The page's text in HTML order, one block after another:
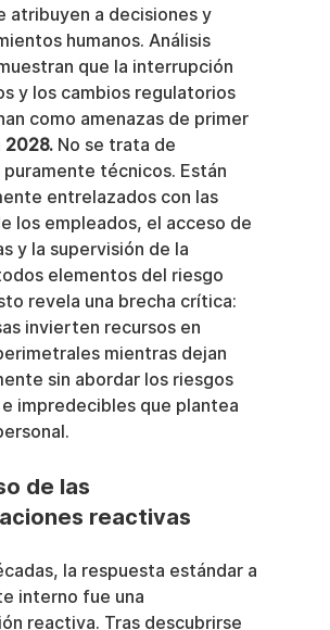
atribuyen a decisiones y
humanos. Análisis
que la interrupción
y los cambios regulatorios
como amenazas de primer
2028. No se trata de
técnicos. Están
entrelazados con las
los empleados, el acceso de
y la supervisión de la
elementos del riesgo
revela una brecha crítica:
invierten recursos en
mientras dejan
sin abordar los riesgos
impredecibles que plantea
de las
reactivas
la respuesta estándar a
interno fue una
reactiva. Tras descubrirse